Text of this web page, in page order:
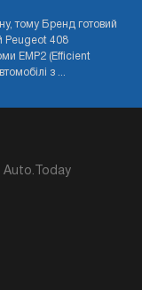
тому Бренд готовий
Peugeot 408
EMP2 (Efficient
з ...